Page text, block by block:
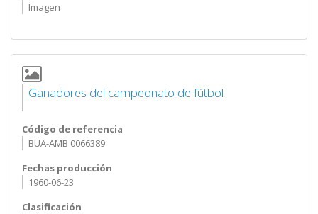
Imagen
Ganadores del campeonato de fútbol
Código de referencia
BUA-AMB 0066389
Fechas producción
1960-06-23
Clasificación